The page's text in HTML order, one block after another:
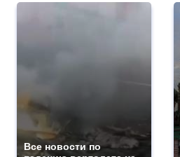
Все новости по